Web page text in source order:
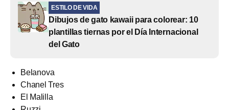
ESTILO DE VIDA
Dibujos de gato kawaii para colorear: 10
plantillas tiernas por el Día Internacional
del Gato
Belanova
Chanel Tres
El Malilla